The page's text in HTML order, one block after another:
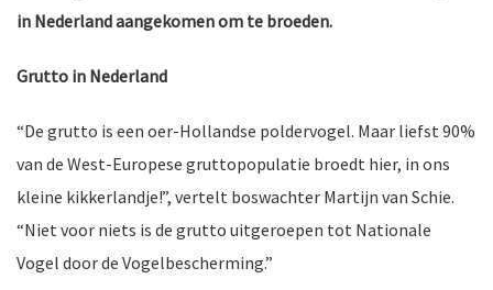
in Nederland aangekomen om te broeden.
Grutto in Nederland
“De grutto is een oer-Hollandse poldervogel. Maar liefst 90%
van de West-Europese gruttopopulatie broedt hier, in ons
kleine kikkerlandje!”, vertelt boswachter Martijn van Schie.
“Niet voor niets is de grutto uitgeroepen tot Nationale
Vogel door de Vogelbescherming.”